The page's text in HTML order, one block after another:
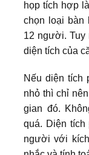
họp tích hợp
chọn loại bàn
12 người. Tuy
diện tích của
Nếu diện tích
nhỏ thì chỉ
gian đó.
quá. Diện tích
người với